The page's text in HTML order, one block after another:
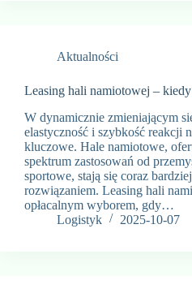
Aktualności
Leasing hali namiotowej – kiedy
W dynamicznie zmieniającym
elastyczność i szybkość reakcji
kluczowe. Hale namiotowe,
spektrum zastosowań od
sportowe, stają się coraz
rozwiązaniem. Leasing hali
opłacalnym wyborem, gdy…
Logistyk
2025-10-07